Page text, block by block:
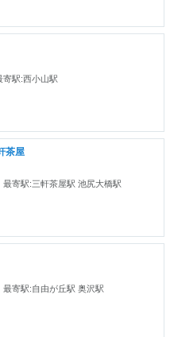
寄駅:西小山駅
茶屋
最寄駅:三軒茶屋駅 池尻大橋駅
最寄駅:自由が丘駅 奥沢駅